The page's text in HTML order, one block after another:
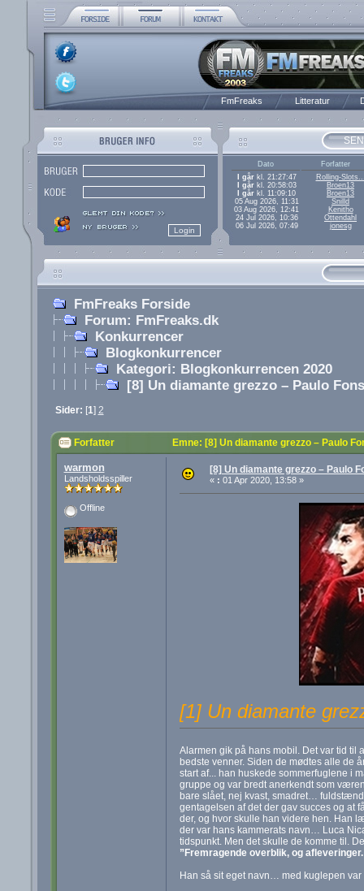
FmFreaks Litteratur
Dato
Forfatter
I gårkl. 21:27:47
Rolling-
I gårkl. 20:58:03
Broen13
I går kl. 11:09:10
Broen13
05 Aug 2026, 11:31
Snilld
03 Aug 2026, 12:41
Kenitho
24 Jul 2026, 10:36
Ottendahl
06 Jul 2026, 07:49
jonesg
FmFreaks Forside
Forum: FmFreaks.dk
Konkurrencer
Blogkonkurrencer
Kategori: Blogkonkurrencen 2020
[8] Un diamante grezzo – Paulo
Sider: [1] 2
Forfatter Emne: [8] Un diamante grezzo – Paulo
warmon
Landsholdsspiller
Offline
[8] Un diamante grezzo – Paulo
« : 01 Apr 2020, 13:58 »
[1] Un diamante
Alarmen gik på hans mobil. Det var tid til
bedste venner. Siden de mødtes alle de
start af... han huskede sommerfuglene i
gruppe og var bredt anerkendt som
bare slået, nej kvast, smadret…
gentagelsen af det der gav succes og at
der, og hvor skulle han videre hen. Han
der var hans kammerats navn… Luca
tidspunkt. Men det skulle de komme til.
”Fremragende overblik, og
Han så sit eget navn… med kuglepen